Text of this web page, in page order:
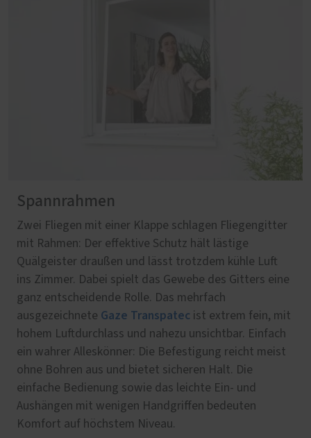
Spannrahmen
Zwei Fliegen mit einer Klappe schlagen Fliegengitter
mit Rahmen: Der effektive Schutz hält lästige
Quälgeister draußen und lässt trotzdem kühle Luft
ins Zimmer. Dabei spielt das Gewebe des Gitters eine
ganz entscheidende Rolle. Das mehrfach
ausgezeichnete Gaze Transpatec ist extrem fein, mit
hohem Luftdurchlass und nahezu unsichtbar. Einfach
ein wahrer Alleskönner: Die Befestigung reicht meist
ohne Bohren aus und bietet sicheren Halt. Die
einfache Bedienung sowie das leichte Ein- und
Aushängen mit wenigen Handgriffen bedeuten
Komfort auf höchstem Niveau.